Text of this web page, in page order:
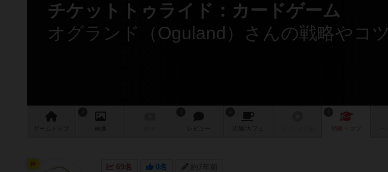
チケットトゥライド：カードゲーム
オグランド（Oguland）さんの戦略やコツ
ゲーム 画像 レビュー 店舗/ カフェ 戦略 ・コツ
69名 0名 約7年前